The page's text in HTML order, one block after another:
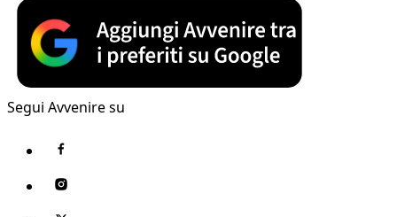
Segui Avvenire su